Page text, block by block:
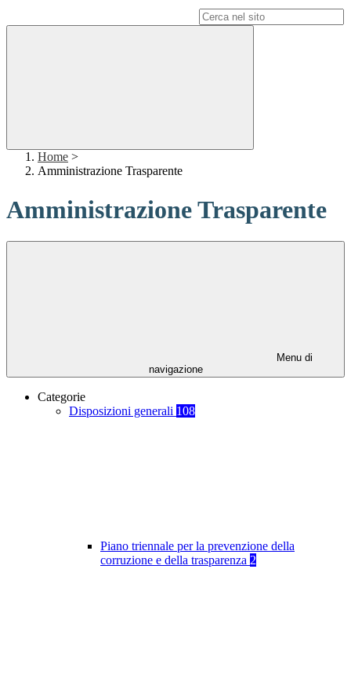
Home >
Amministrazione Trasparente
Amministrazione Trasparente
Menu di
navigazione
Categorie
Disposizioni generali 108
Piano triennale per la prevenzione della
corruzione e della trasparenza 2